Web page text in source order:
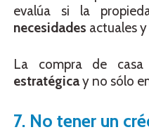
evalúa si la
necesidades actuales
La compra de
estratégicay no sólo
7. No tener un